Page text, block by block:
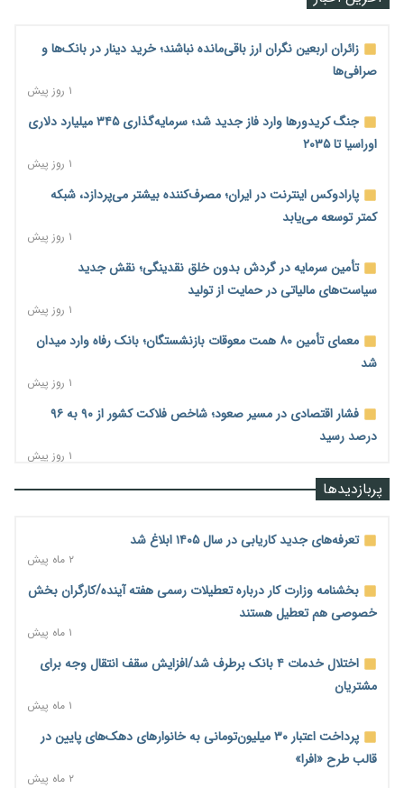
زائران اربعین نگران ارز باقی‌مانده نباشند؛ خرید دینار در بانک‌ها و
صرافی‌ها
۱ روز پیش
جنگ کریدورها وارد فاز جدید شد؛ سرمایه‌گذاری ۳۴۵ میلیارد دلاری
اوراسیا تا ۲۰۳۵
۱ روز پیش
پارادوکس اینترنت در ایران؛ مصرف‌کننده بیشتر می‌پردازد، شبکه
کمتر توسعه می‌یابد
۱ روز پیش
تأمین سرمایه در گردش بدون خلق نقدینگی؛ نقش جدید
سیاست‌های مالیاتی در حمایت از تولید
۱ روز پیش
معمای تأمین ۸۰ همت معوقات بازنشستگان؛ بانک رفاه وارد میدان
شد
۱ روز پیش
فشار اقتصادی در مسیر صعود؛ شاخص فلاکت کشور از ۹۰ به ۹۶
درصد رسید
۱ روز پیش
رشد ۷۵ هزار میلیاردی بازار خرید اعتباری؛ فین‌تک‌ها وارد میدان
آغاز اجرای پایلوت «ردا کارت» برای دانشجویان تحصیلات تکمیلی
۱ روز پیش
محدودیت تازه برای شبکه بانکی؛ افزایش سپرده قانونی با هدف
کنترل تورم
۱ روز پیش
ترمز تولید خودرو کشیده شد؛ افت ۲۵ درصدی تیراژ ایران‌خودرو،
سایپا و پارس‌خودرو
۱ روز پیش
پربازدیدها
تعرفه‌های جدید کاریابی در سال ۱۴۰۵ ابلاغ شد
۲ ماه پیش
بخشنامه وزارت کار درباره تعطیلات رسمی هفته آینده/کارگران بخش
خصوصی هم تعطیل هستند
۱ ماه پیش
اختلال خدمات ۴ بانک برطرف شد/افزایش سقف انتقال وجه برای
مشتریان
۱ ماه پیش
پرداخت اعتبار ۳۰ میلیون‌تومانی به خانوارهای دهک‌های پایین در
قالب طرح «افرا»
۲ ماه پیش